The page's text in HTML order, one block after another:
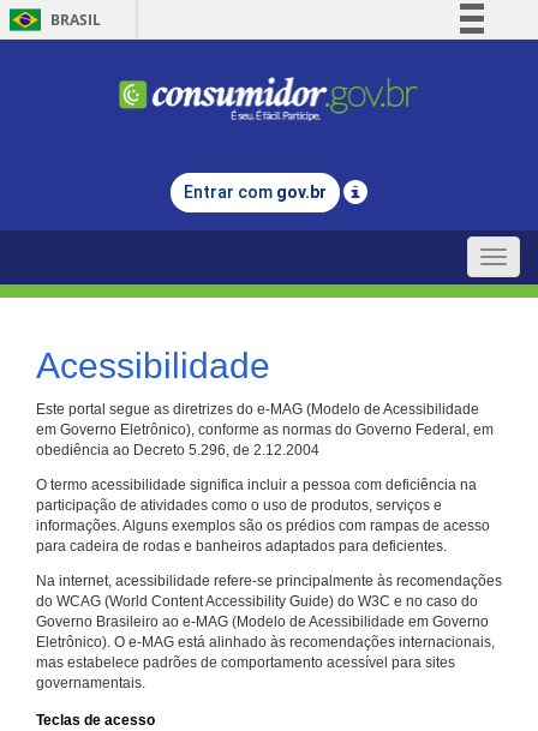
BRASIL
Comunica BR
Legislação
Entrar com gov.br
Toggle
Acessibilidade
Este portal segue as diretrizes do e-MAG (Modelo de Acessibilidade
em Governo Eletrônico), conforme as normas do Governo Federal, em
obediência ao Decreto 5.296, de 2.12.2004
O termo acessibilidade significa incluir a pessoa com deficiência na
participação de atividades como o uso de produtos, serviços e
informações. Alguns exemplos são os prédios com rampas de acesso
para cadeira de rodas e banheiros adaptados para deficientes.
Na internet, acessibilidade refere-se principalmente às recomendações
do WCAG (World Content Accessibility Guide) do W3C e no caso do
Governo Brasileiro ao e-MAG (Modelo de Acessibilidade em Governo
Eletrônico). O e-MAG está alinhado às recomendações internacionais,
mas estabelece padrões de comportamento acessível para sites
governamentais.
Teclas de acesso